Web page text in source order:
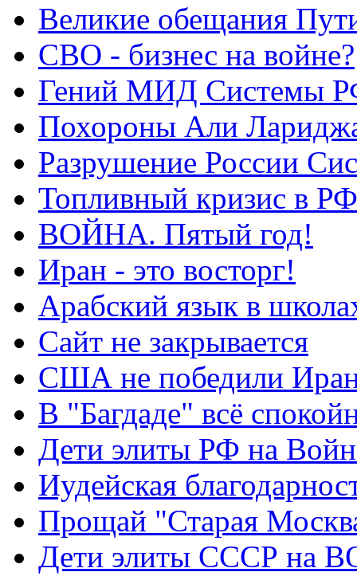
Великие обещания
СВО - бизнес на войне?
Гений МИД Системы
Похороны Али
Разрушение России
Топливный кризис в РФ
ВОЙНА. Пятый год!
Иран - это восторг!
Арабский язык в
Сайт не закрывается
США не победили
В "Багдаде" всё
Дети элиты РФ на
Иудейская
Прощай "Старая
Дети элиты СССР на